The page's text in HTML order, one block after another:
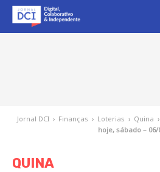
Jornal DCI › Finanças › Loterias › Quina ›
hoje, sábado – 06/
QUINA